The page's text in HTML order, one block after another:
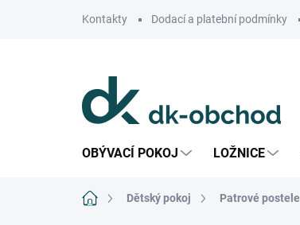
Kontakty Dodací a platební podmínky
OBÝVACÍ POKOJ LOŽNICE
Domů Dětský pokoj Patrové postele